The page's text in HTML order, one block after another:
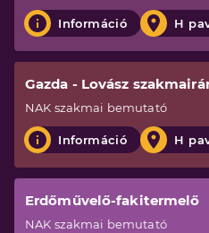
Információ H
Gazda - Lovász
NAK szakmai bemutató
Információ H
Erdőművelő-fakitermelő
NAK szakmai bemutató